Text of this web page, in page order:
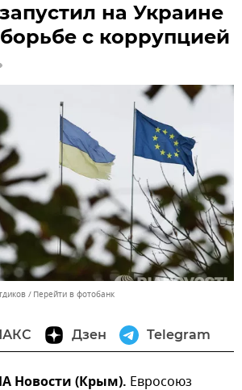
на Украине
с коррупцией
Перейти в фотобанк
Дзен Telegram
Новости (Крым). Евросоюз